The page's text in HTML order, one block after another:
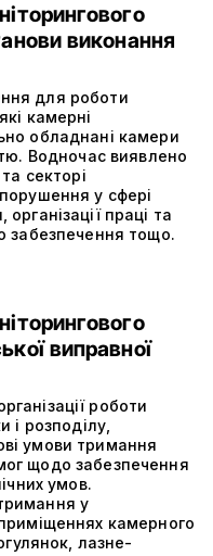
виконання
для роботи
камерні
обладнані камери
Водночас виявлено
секторі
у сфері
праці та
забезпечення тощо.
виправної
роботи
і розподілу,
умови тримання
щодо забезпечення
умов.
у
камерного
лазне-